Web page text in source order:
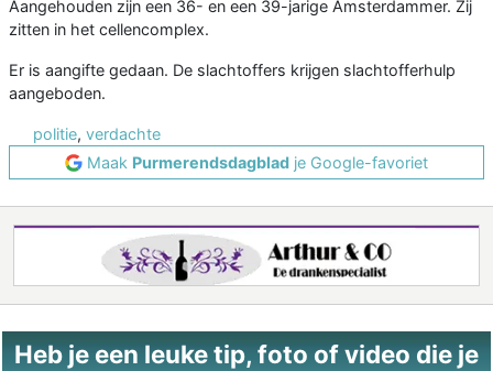
Aangehouden zijn een 36- en een 39-jarige Amsterdammer. Zij
zitten in het cellencomplex.
Er is aangifte gedaan. De slachtoffers krijgen slachtofferhulp
aangeboden.
politie, verdachte
Maak Purmerendsdagblad je Google-favoriet
Heb je een leuke tip, foto of video die je